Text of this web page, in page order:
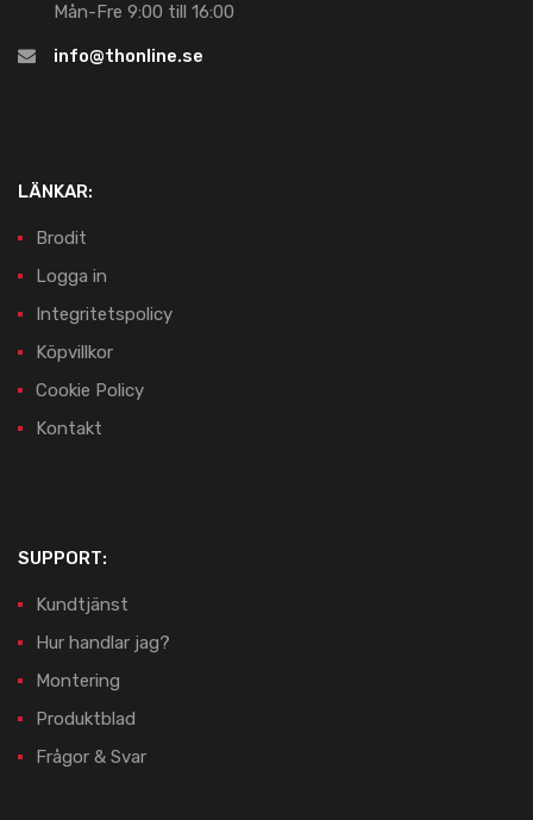
Mån-Fre 9:00 till 16:00
info@thonline.se
LÄNKAR:
Brodit
Logga in
Integritetspolicy
Köpvillkor
Cookie Policy
Kontakt
SUPPORT:
Kundtjänst
Hur handlar jag?
Montering
Produktblad
Frågor & Svar